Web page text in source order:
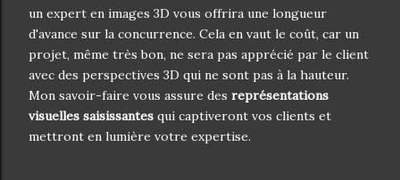
un expert en images 3D vous offrira une longueur
d'avance sur la concurrence. Cela en vaut le coût, car un
projet, même très bon, ne sera pas apprécié par le client
avec des perspectives 3D qui ne sont pas à la hauteur.
Mon savoir-faire vous assure des représentations
visuelles saisissantes qui captiveront vos clients et
mettront en lumière votre expertise.